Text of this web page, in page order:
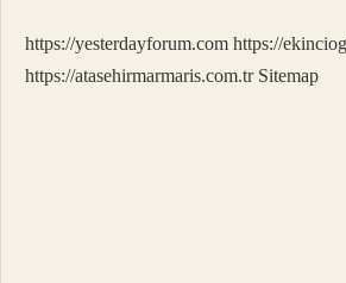
https://yesterdayforum.com https://
https://atasehirmarmaris.com.tr Sitemap